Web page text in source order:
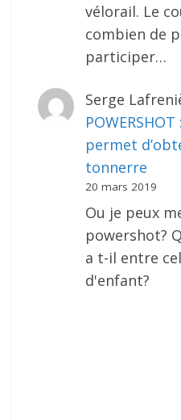
vélorail. Le
combien de
participer…
Serge
permet
tonnerre
20 mars 2019
Ou je peux
powershot?
a t-il entre
d'enfant?